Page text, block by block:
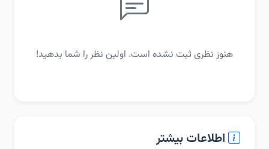
هنوز نظری ثبت نشده است. اولین نظر را شما بدهید!
اطلاعات بیشتر